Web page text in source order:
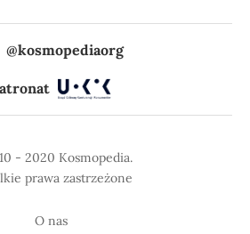
@kosmopediaorg
- 2020 Kosmopedia.
prawa zastrzeżone
O nas